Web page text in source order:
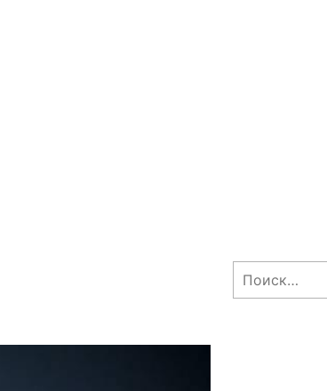
Найти: